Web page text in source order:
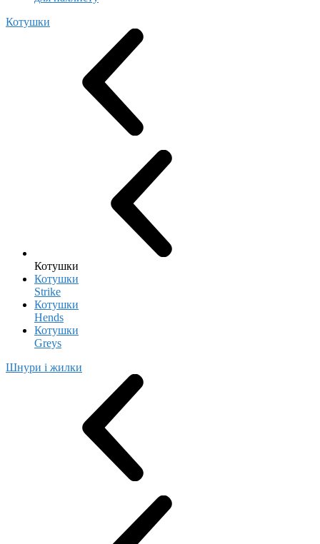
Котушки
Котушки
Котушки
Strike
Котушки
Hends
Котушки
Greys
Шнури і жилки